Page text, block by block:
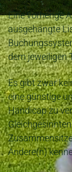
Eine vorherige
ausgehängte
dem jeweiligen
Es gibt zwar
eine günstige
Handicap zu
Andere(n)